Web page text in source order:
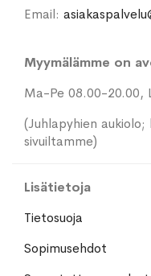
Email:
Myymälämme on
Ma-Pe 08.00-20.00,
(Juhlapyhien
sivuiltamme)
Lisätietoja
Tietosuoja
Sopimusehdot